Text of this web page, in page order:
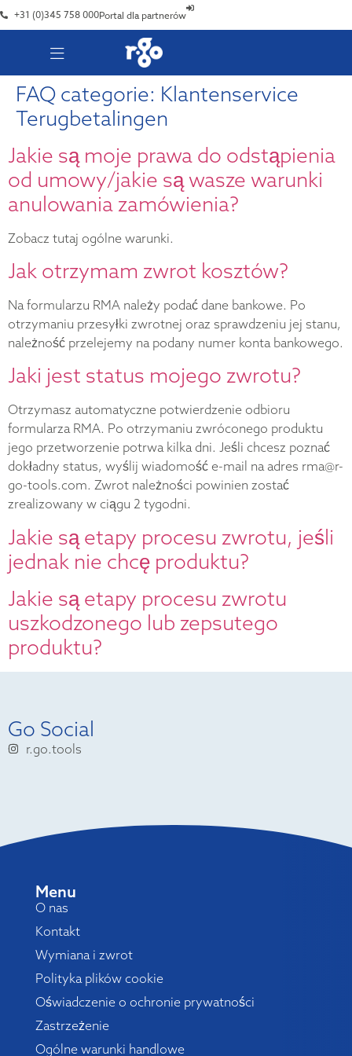
+31 (0)345 758 000Portal dla partnerów
FAQ categorie: Klantenservice
Terugbetalingen
Jakie są moje prawa do odstąpienia
od umowy/jakie są wasze warunki
anulowania zamówienia?
Zobacz tutaj ogólne warunki.
Jak otrzymam zwrot kosztów?
Na formularzu RMA należy podać dane bankowe. Po
otrzymaniu przesyłki zwrotnej oraz sprawdzeniu jej stanu,
należność przelejemy na podany numer konta bankowego.
Jaki jest status mojego zwrotu?
Otrzymasz automatyczne potwierdzenie odbioru
formularza RMA. Po otrzymaniu zwróconego produktu
jego przetworzenie potrwa kilka dni. Jeśli chcesz poznać
dokładny status, wyślij wiadomość e-mail na adres rma@r-
go-tools.com. Zwrot należności powinien zostać
zrealizowany w ciągu 2 tygodni.
Jakie są etapy procesu zwrotu, jeśli
jednak nie chcę produktu?
Jakie są etapy procesu zwrotu
uszkodzonego lub zepsutego
produktu?
Go Social
r.go.tools
Menu
O nas
Kontakt
Wymiana i zwrot
Polityka plików cookie
Oświadczenie o ochronie prywatności
Zastrzeżenie
Ogólne warunki handlowe